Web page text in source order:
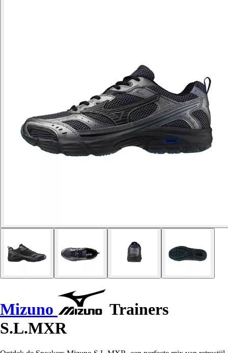
Mizuno
Trainers
S.L.MXR